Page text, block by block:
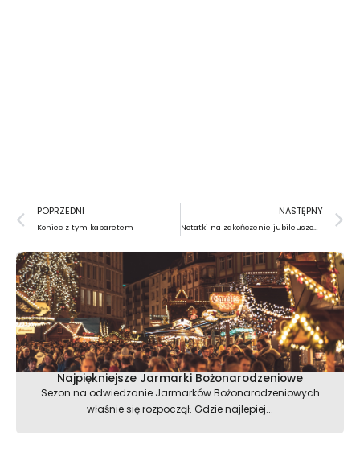
Prev
POPRZEDNI
Koniec z tym kabaretem
NASTĘPNY
Notatki na zakończenie jubileuszowej Galerii Bezdomnej
Najpiękniejsze Jarmarki Bożonarodzeniowe
Sezon na odwiedzanie Jarmarków Bożonarodzeniowych
właśnie się rozpoczął. Gdzie najlepiej...